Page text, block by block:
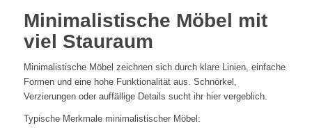
Minimalistische Möbel mit
viel Stauraum
Minimalistische Möbel zeichnen sich durch klare Linien, einfache
Formen und eine hohe Funktionalität aus. Schnörkel,
Verzierungen oder auffällige Details sucht ihr hier vergeblich.
Typische Merkmale minimalistischer Möbel: